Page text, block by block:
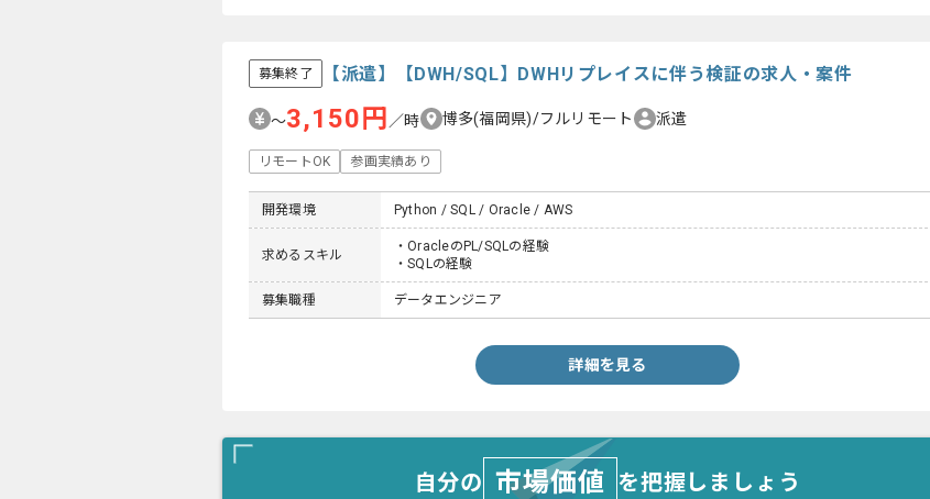
募集終了 【派遣】【DWH/SQL】DWHリプレイスに伴う検証の求人・案件
〜3,150円／時 博多(福岡県)/フルリモート 派遣
リモートOK 参画実績あり
開発環境 Python / SQL / Oracle / AWS
求めるスキル
・OracleのPL/SQLの経験
・SQLの経験
募集職種 データエンジニア
詳細を見る
自分の 市場価値 を把握しましょう